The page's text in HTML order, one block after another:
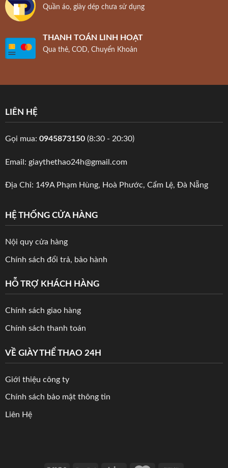
Quần áo, giày dép chưa sử dụng
THANH TOÁN LINH HOẠT
Qua thẻ, COD, Chuyển Khoản
LIÊN HỆ
Gọi mua: 0945873150(8:30 - 20:30)
Email: giaythethao24h@gmail.com
Địa Chỉ: 149A Phạm Hùng, Hoà Phước, Cẩm Lệ, Đà Nẵng
HỆ THỐNG CỬA HÀNG
Nội quy cửa hàng
Chính sách đổi trả, bảo hành
HỖ TRỢ KHÁCH HÀNG
Chính sách giao hàng
Chính sách thanh toán
VỀ GIÀY THỂ THAO 24H
Giới thiệu công ty
Chính sách bảo mật thông tin
Liên Hệ